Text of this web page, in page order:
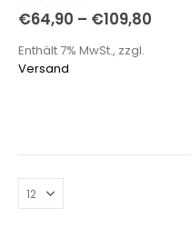
0out of 5
€64,90 – €109,80
Enthält 7% MwSt., zzgl.
Versand